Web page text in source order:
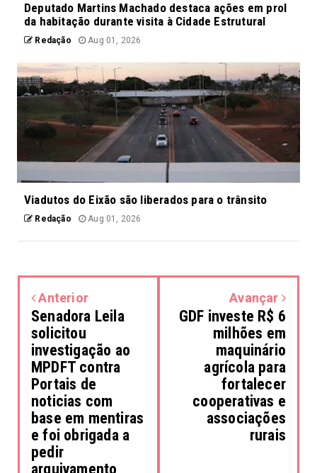
Deputado Martins Machado destaca ações em prol
da habitação durante visita à Cidade Estrutural
Redação Aug 01, 2026
Viadutos do Eixão são liberados para o trânsito
Redação Aug 01, 2026
Anterior
Senadora Leila
solicitou
investigação ao
MPDFT contra
Portais de
noticias com
base em mentiras
e foi obrigada a
pedir
arquivamento
Avançar
GDF investe R$ 6
milhões em
maquinário
agrícola para
fortalecer
cooperativas e
associações
rurais